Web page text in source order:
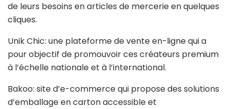
de leurs besoins en articles de mercerie en quelques
cliques.
Unik Chic: une plateforme de vente en-ligne qui a
pour objectif de promouvoir ces créateurs premium
à l’échelle nationale et à l’international.
Bakoo: site d’e-commerce qui propose des solutions
d’emballage en carton accessible et